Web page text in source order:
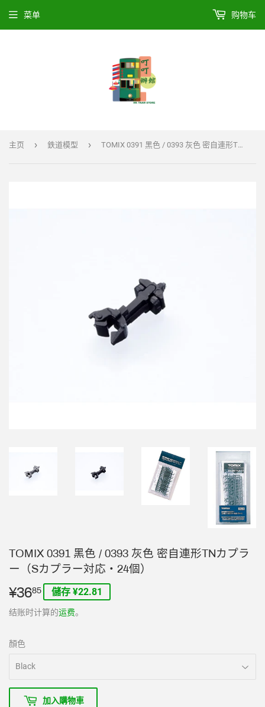
菜单 购物车
主页 › 鉄道模型 › TOMIX 0391 黑色 / 0393 灰色 密自連形TNカプラー（Sカプラー対応・24個）
TOMIX 0391 黑色 / 0393 灰色 密自連形TNカプラ
ー（Sカプラー対応・24個）
¥3685 ¥36.85
儲存 ¥22.81
结账时计算的运费。
顏色
加入購物車